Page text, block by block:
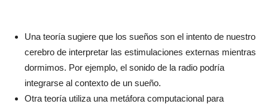
Una teoría sugiere que los sueños son el intento de nuestro
cerebro de interpretar las estimulaciones externas mientras
dormimos. Por ejemplo, el sonido de la radio podría
integrarse al contexto de un sueño.
Otra teoría utiliza una metáfora computacional para